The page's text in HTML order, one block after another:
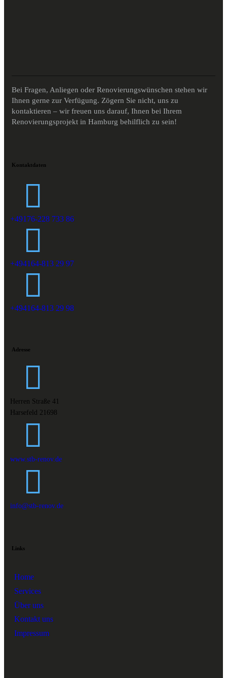
Bei Fragen, Anliegen oder Renovierungswünschen stehen wir
Ihnen gerne zur Verfügung. Zögern Sie nicht, uns zu
kontaktieren – wir freuen uns darauf, Ihnen bei Ihrem
Renovierungsprojekt in Hamburg behilflich zu sein!
Kontaktdaten
+49176-228 733 86
+494164-813 29 97
+494164-813 29 98
Adresse
Herren Straße 41
Harsefeld 21698
www.stb-renov.de
info@stb-renov.de
Links
Home
Services
Über uns
Kontakt uns
Impressum